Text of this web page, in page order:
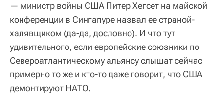
— министр войны США Питер Хегсет на майской
конференции в Сингапуре назвал ее страной-
халявщиком (да-да, дословно). И что тут
удивительного, если европейские союзники по
Североатлантическому альянсу слышат сейчас
примерно то же и кто-то даже говорит, что США
демонтируют НАТО.